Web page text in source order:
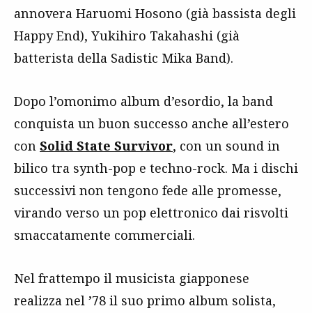
annovera Haruomi Hosono (già bassista degli
Happy End), Yukihiro Takahashi (già
batterista della Sadistic Mika Band).
Dopo l’omonimo album d’esordio, la band
conquista un buon successo anche all’estero
con Solid State Survivor, con un sound in
bilico tra synth-pop e techno-rock. Ma i dischi
successivi non tengono fede alle promesse,
virando verso un pop elettronico dai risvolti
smaccatamente commerciali.
Nel frattempo il musicista giapponese
realizza nel ’78 il suo primo album solista,